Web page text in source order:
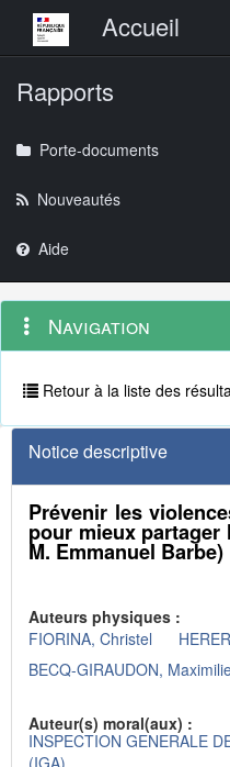
Menu principalAccueil
Rapports
Porte-documents
Nouveautés
Aide
Navigation
outils
Menu
contextuel
Navigation
Retour à la liste des
Notice descriptive
Prévenir les
pour mieux
M. Emmanuel Barbe)
Auteurs physiques :
FIORINA, Christel
BECQ-GIRAUDON,
Auteur(s) moral(aux) :
INSPECTION GENERALE
(IGA)